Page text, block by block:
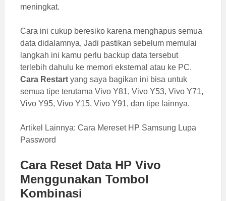
meningkat.
Cara ini cukup beresiko karena menghapus semua
data didalamnya, Jadi pastikan sebelum memulai
langkah ini kamu perlu backup data tersebut
terlebih dahulu ke memori eksternal atau ke PC.
Cara Restart yang saya bagikan ini bisa untuk
semua tipe terutama Vivo Y81, Vivo Y53, Vivo Y71,
Vivo Y95, Vivo Y15, Vivo Y91, dan tipe lainnya.
Artikel Lainnya: Cara Mereset HP Samsung Lupa
Password
Cara Reset Data HP Vivo
Menggunakan Tombol
Kombinasi